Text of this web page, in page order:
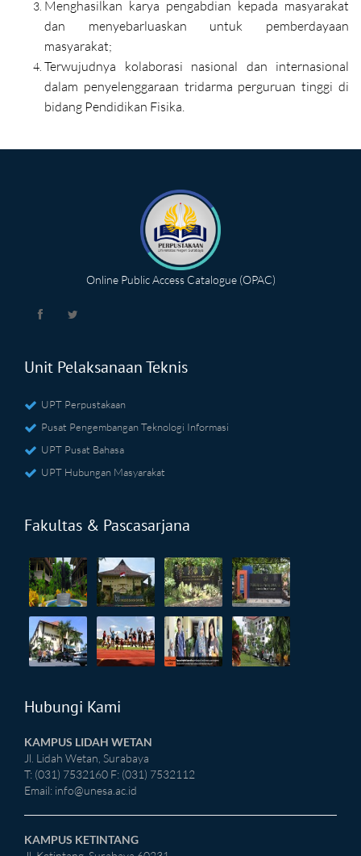
Menghasilkan karya pengabdian kepada masyarakat
dan menyebarluaskan untuk pemberdayaan
masyarakat;
Terwujudnya kolaborasi nasional dan internasional
dalam penyelenggaraan tridarma perguruan tinggi di
bidang Pendidikan Fisika.
Online Public Access Catalogue (OPAC)
Unit Pelaksanaan Teknis
UPT Perpustakaan
Pusat Pengembangan Teknologi Informasi
UPT Pusat Bahasa
UPT Hubungan Masyarakat
Fakultas & Pascasarjana
Hubungi Kami
KAMPUS LIDAH WETAN
Jl. Lidah Wetan, Surabaya
T: (031) 7532160 F: (031) 7532112
Email: info@unesa.ac.id
KAMPUS KETINTANG